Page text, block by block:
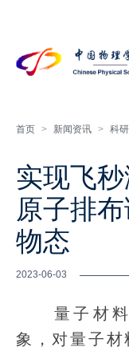
首页 > 新闻资讯 > 科
实现飞
原子排
物态
2023-06-03
量子材料
象，对量子